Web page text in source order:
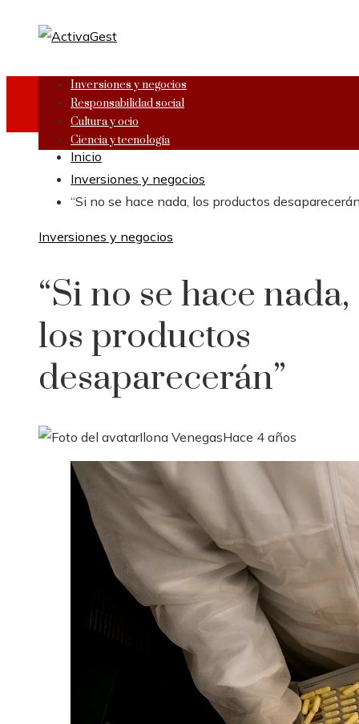
Inversiones y negocios
Responsabilidad social
Cultura y ocio
Ciencia y tecnología
Inicio
Inversiones y negocios
“Si no se hace nada, los productos
Inversiones y negocios
“Si no se hace nada,
los productos
desaparecerán”
Ilona VenegasHace 4 años